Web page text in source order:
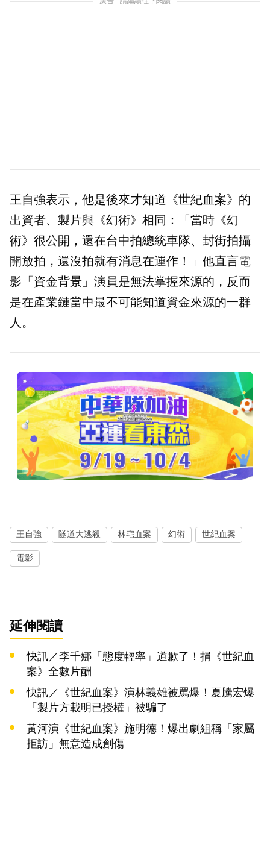
王自強表示，他是後來才知道《世紀血案》的
出資者、製片與《幻術》相同：「當時《幻
術》很公開，還在台中拍總統車隊、封街拍攝
開放拍，還沒拍就有消息在運作！」他直言電
影「資金背景」演員是無法掌握來源的，反而
是在產業鏈當中最不可能知道資金來源的一群
人。
王自強 隧道大逃殺 林宅血案 幻術 世紀血案
電影
延伸閱讀
快訊／李千娜「態度輕率」道歉了！捐《世紀血
案》全數片酬
快訊／《世紀血案》演林義雄被罵爆！夏騰宏爆
「製片方載明已授權」被騙了
黃河演《世紀血案》施明德！爆出劇組稱「家屬
拒訪」無意造成創傷